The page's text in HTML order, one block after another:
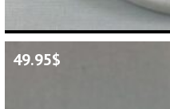
49.95$